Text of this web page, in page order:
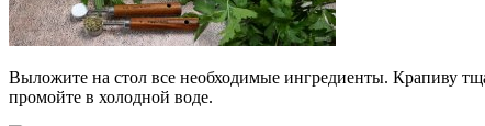
Выложите на стол все необходимые ингредиенты. Крапиву
промойте в холодной воде.